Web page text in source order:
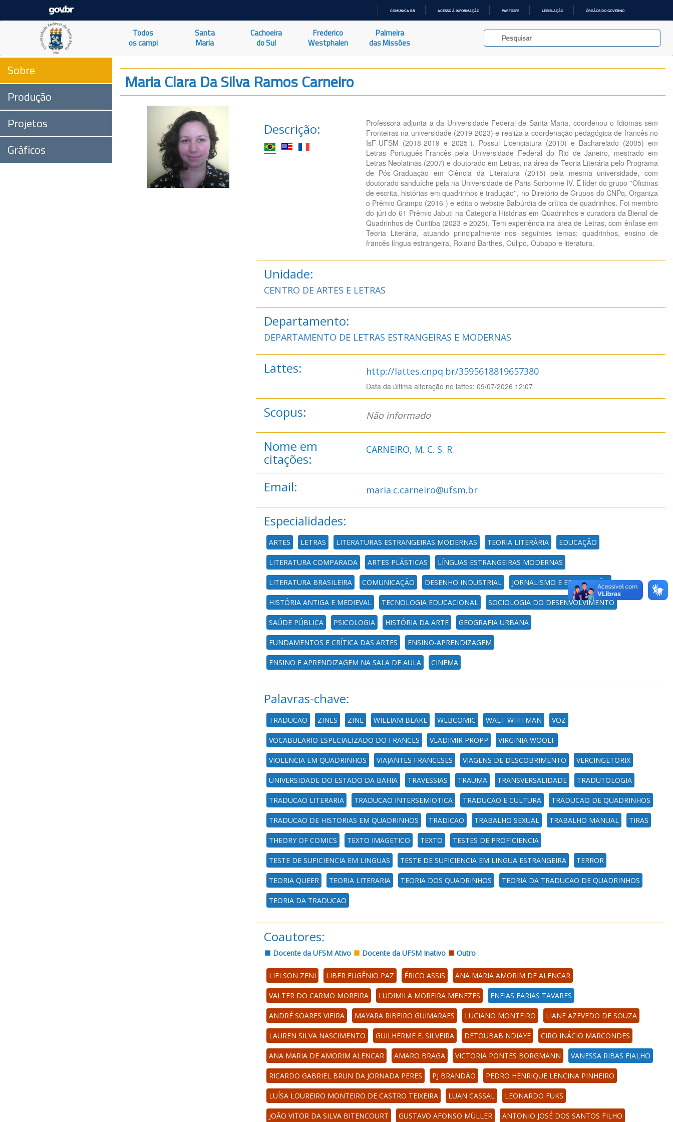
O
COMUNICA BR ACESSO À INFORMAÇÃO PARTICIPE LEGISLAÇÃO ÓRGÃOS DO GOVERNO
Todos
os campi
Santa
Maria
Cachoeira
do Sul
Frederico
Westphalen
Palmeira
das Missões
Sobre
Produção
Projetos
Gráficos
Maria Clara Da Silva Ramos Carneiro
Descrição:
Professora adjunta a da Universidade Federal de Santa Maria, coordenou o Idiomas sem
Fronteiras na universidade (2019-2023) e realiza a coordenação pedagógica de francês no
IsF-UFSM (2018-2019 e 2025-). Possui Licenciatura (2010) e Bacharelado (2005) em
Letras Português-Francês pela Universidade Federal do Rio de Janeiro, mestrado em
Letras Neolatinas (2007) e doutorado em Letras, na área de Teoria Literária pelo Programa
de Pós-Graduação em Ciência da Literatura (2015) pela mesma universidade, com
doutorado sanduíche pela na Universidade de Paris-Sorbonne IV. É líder do grupo ''Oficinas
de escrita, histórias em quadrinhos e tradução'', no Diretório de Grupos do CNPq. Organiza
o Prêmio Grampo (2016-) e edita o website Balbúrdia de crítica de quadrinhos. Foi membro
do júri do 61 Prêmio Jabuti na Categoria Histórias em Quadrinhos e curadora da Bienal de
Quadrinhos de Curitiba (2023 e 2025). Tem experiência na área de Letras, com ênfase em
Teoria Literária, atuando principalmente nos seguintes temas: quadrinhos, ensino de
francês língua estrangeira, Roland Barthes, Oulipo, Oubapo e literatura.
Unidade:
CENTRO DE ARTES E LETRAS
Departamento:
DEPARTAMENTO DE LETRAS ESTRANGEIRAS E MODERNAS
Lattes: http://lattes.cnpq.br/3595618819657380
Data da última alteração no lattes: 09/07/2026 12:07
Scopus: Não informado
Nome em
citações:
CARNEIRO, M. C. S. R.
Email: maria.c.carneiro@ufsm.br
Especialidades:
ARTES LETRAS LITERATURAS ESTRANGEIRAS MODERNAS TEORIA LITERÁRIA EDUCAÇÃO
LITERATURA COMPARADA ARTES PLÁSTICAS LÍNGUAS ESTRANGEIRAS MODERNAS
LITERATURA BRASILEIRA COMUNICAÇÃO DESENHO INDUSTRIAL JORNALISMO E EDITORAÇÃO
HISTÓRIA ANTIGA E MEDIEVAL TECNOLOGIA EDUCACIONAL SOCIOLOGIA DO DESENVOLVIMENTO
SAÚDE PÚBLICA PSICOLOGIA HISTÓRIA DA ARTE GEOGRAFIA URBANA
FUNDAMENTOS E CRÍTICA DAS ARTES ENSINO-APRENDIZAGEM
ENSINO E APRENDIZAGEM NA SALA DE AULA CINEMA
Palavras-chave:
TRADUCAO ZINES ZINE WILLIAM BLAKE WEBCOMIC WALT WHITMAN VOZ
VOCABULARIO ESPECIALIZADO DO FRANCES VLADIMIR PROPP VIRGINIA WOOLF
VIOLENCIA EM QUADRINHOS VIAJANTES FRANCESES VIAGENS DE DESCOBRIMENTO VERCINGETORIX
UNIVERSIDADE DO ESTADO DA BAHIA TRAVESSIAS TRAUMA TRANSVERSALIDADE TRADUTOLOGIA
TRADUCAO LITERARIA TRADUCAO INTERSEMIOTICA TRADUCAO E CULTURA TRADUCAO DE QUADRINHOS
TRADUCAO DE HISTORIAS EM QUADRINHOS TRADICAO TRABALHO SEXUAL TRABALHO MANUAL TIRAS
THEORY OF COMICS TEXTO IMAGETICO TEXTO TESTES DE PROFICIENCIA
TESTE DE SUFICIENCIA EM LINGUAS TESTE DE SUFICIENCIA EM LINGUA ESTRANGEIRA TERROR
TEORIA QUEER TEORIA LITERARIA TEORIA DOS QUADRINHOS TEORIA DA TRADUCAO DE QUADRINHOS
TEORIA DA TRADUCAO
Coautores:
Docente da UFSM Ativo Docente da UFSM Inativo Outro
LIELSON ZENI LIBER EUGÊNIO PAZ ÉRICO ASSIS ANA MARIA AMORIM DE ALENCAR
VALTER DO CARMO MOREIRA LUDIMILA MOREIRA MENEZES ENEIAS FARIAS TAVARES
ANDRÉ SOARES VIEIRA MAYARA RIBEIRO GUIMARÃES LUCIANO MONTEIRO LIANE AZEVEDO DE SOUZA
LAUREN SILVA NASCIMENTO GUILHERME E. SILVEIRA DETOUBAB NDIAYE CIRO INÁCIO MARCONDES
ANA MARIA DE AMORIM ALENCAR AMARO BRAGA VICTORIA PONTES BORGMANN VANESSA RIBAS FIALHO
RICARDO GABRIEL BRUN DA JORNADA PERES PJ BRANDÃO PEDRO HENRIQUE LENCINA PINHEIRO
LUÍSA LOUREIRO MONTEIRO DE CASTRO TEIXEIRA LUAN CASSAL LEONARDO FUKS
JOÃO VITOR DA SILVA BITENCOURT GUSTAVO AFONSO MÜLLER ANTONIO JOSÉ DOS SANTOS FILHO